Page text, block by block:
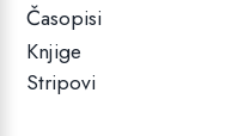
Časopisi
Knjige
Stripovi